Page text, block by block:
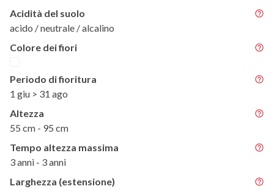
Acidità del suolo
acido / neutrale / alcalino
Colore dei fiori
Periodo di fioritura
1 giu > 31 ago
Altezza
55 cm - 95 cm
Tempo altezza massima
3 anni - 3 anni
Larghezza (estensione)